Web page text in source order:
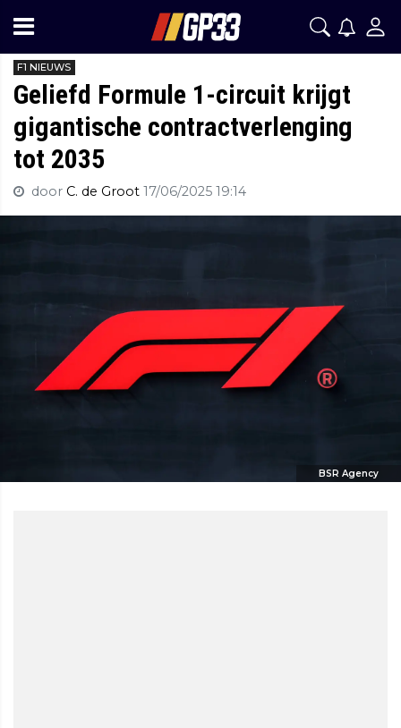
F1 NIEUWS
Geliefd Formule 1-circuit krijgt
gigantische contractverlenging
tot 2035
door C. de Groot 17/06/2025 19:14
BSR Agency